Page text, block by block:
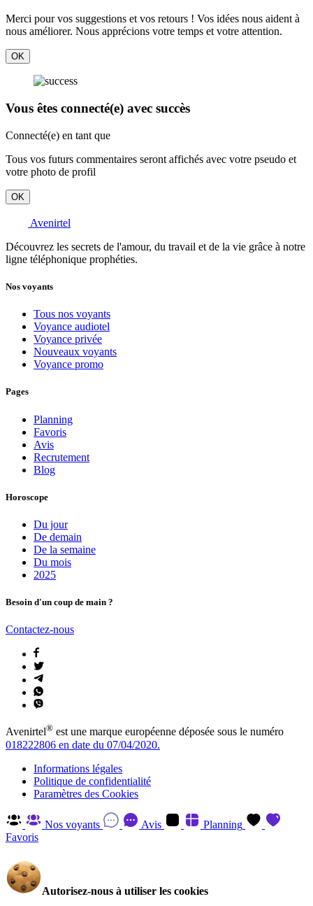
Merci pour vos suggestions et vos retours ! Vos idées nous aident à
nous améliorer. Nous apprécions votre temps et votre attention.
OK
Vous êtes connecté(e) avec succès
Connecté(e) en tant que
Tous vos futurs commentaires seront affichés avec votre pseudo et
votre photo de profil
OK
Avenirtel
Découvrez les secrets de l'amour, du travail et de la vie grâce à notre
ligne téléphonique prophéties.
Nos voyants
Tous nos voyants
Voyance audiotel
Voyance privée
Nouveaux voyants
Voyance promo
Pages
Planning
Favoris
Avis
Recrutement
Blog
Horoscope
Du jour
De demain
De la semaine
Du mois
2025
Besoin d'un coup de main ?
Contactez-nous
Avenirtel® est une marque européenne déposée sous le numéro
018222806 en date du 07/04/2020.
Informations légales
Politique de confidentialité
Paramètres des Cookies
Nos voyants Avis
Planning
Favoris
Autorisez-nous à utiliser les cookies